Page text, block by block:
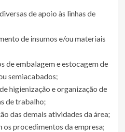
de apoio às linhas de
de insumos e/ou materiais
de embalagem e estocagem de
semiacabados;
higienização e organização de
de trabalho;
das demais atividades da área;
os procedimentos da empresa;